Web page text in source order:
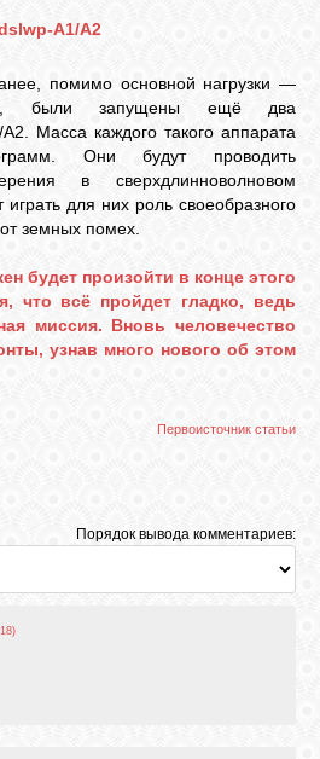
A1/A2
помимо основной нагрузки —
были запущены ещё два
Масса каждого такого аппарата
Они будут проводить
в сверхдлинноволновом
для них роль своеобразного
земных помех.
будет произойти в конце этого
что всё пройдет гладко, ведь
миссия. Вновь человечество
узнав много нового об этом
Первоисточник статьи
Порядок вывода комментариев: